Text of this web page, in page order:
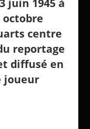
juin 1945 à
centre
reportage
diffusé en
joueur